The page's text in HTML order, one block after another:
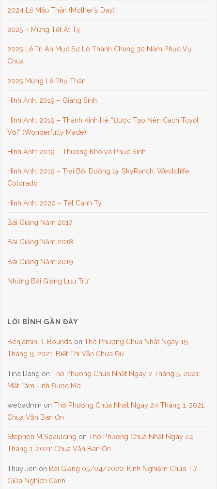
2024 Lễ Mẫu Thân (Mother’s Day)
2025 – Mừng Tết Ất Tỵ
2025 Lễ Tri Ân Mục Sư Lê Thành Chung 30 Năm Phục Vụ
Chúa
2025 Mừng Lễ Phụ Thân
Hình Ảnh: 2019 – Giáng Sinh
Hình Ảnh: 2019 – Thánh Kinh Hè “Được Tạo Nên Cách Tuyệt
Vời” (Wonderfully Made)
Hình Ảnh: 2019 – Thương Khó và Phục Sinh
Hình Ảnh: 2019 – Trại Bồi Dưỡng tại SkyRanch, Westcliffe,
Colorado
Hình Ảnh: 2020 – Tết Canh Tý
Bài Giảng Năm 2017
Bài Giảng Năm 2018
Bài Giảng Năm 2019
Những Bài Giảng Lưu Trữ
LỜI BÌNH GẦN ĐÂY
Benjamin R. Bounds onThờ Phượng Chúa Nhật Ngày 19
Tháng 9, 2021: Biết Thì Vẫn Chưa Đủ
Tina Dang onThờ Phượng Chúa Nhật Ngày 2 Tháng 5, 2021:
Mắt Tâm Linh Được Mở
webadmin onThờ Phượng Chúa Nhật Ngày 24 Tháng 1, 2021:
Chúa Vẫn Ban Ơn
Stephen M Spaulding onThờ Phượng Chúa Nhật Ngày 24
Tháng 1, 2021: Chúa Vẫn Ban Ơn
ThuyLien on Bài Giảng 05/04/2020: Kinh Nghiệm Chúa Từ
Giữa Nghịch Cảnh